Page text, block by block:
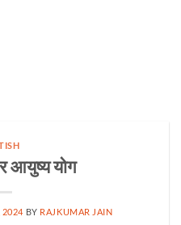
आयुष्य योग
2024 BY RAJKUMAR JAIN